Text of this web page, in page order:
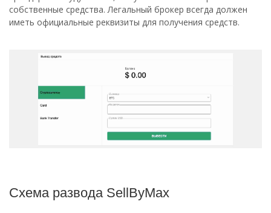
собственные средства. Легальный брокер всегда должен
иметь официальные реквизиты для получения средств.
Схема развода SellByMax